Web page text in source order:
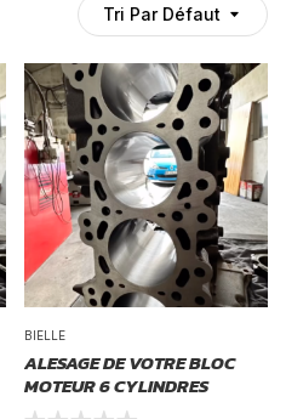
Tri Par Défaut
BIELLE
ALESAGE DE VOTRE BLOC
MOTEUR 6 CYLINDRES